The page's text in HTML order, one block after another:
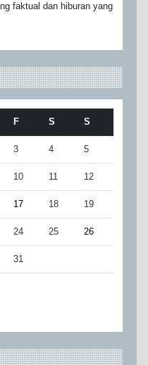
faktual dan hiburan yang
F S S
3 4 5
10 11 12
17 18 19
24 25 26
31